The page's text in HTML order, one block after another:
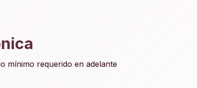
mínimo requerido en adelante